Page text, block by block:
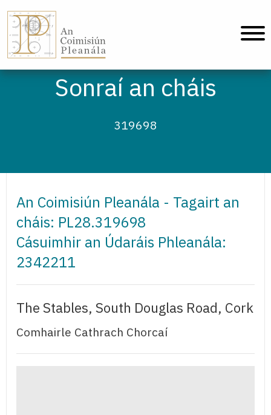
Sonraí an cháis
319698
An Coimisiún Pleanála - Tagairt an
cháis: PL28.319698
Cásuimhir an Údaráis Phleanála:
2342211
The Stables, South Douglas Road, Cork
Comhairle Cathrach Chorcaí